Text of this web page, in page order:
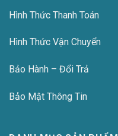
Hình Thức Thanh Toán
Hình Thức Vận Chuyển
Bảo Hành – Đổi Trả
Bảo Mật Thông Tin